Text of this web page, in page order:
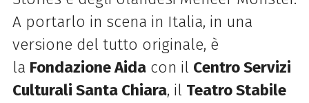
A portarlo in scena in Italia, in una
versione del tutto originale, è
la Fondazione Aidacon il Centro Servizi
Culturali Santa Chiara, il Teatro Stabile